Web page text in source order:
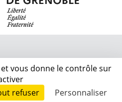
vous donne le contrôle sur
refuser Personnaliser